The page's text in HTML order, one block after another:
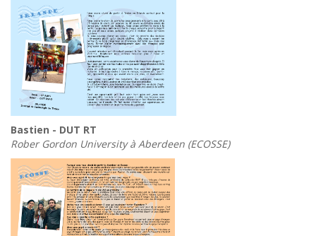
Bastien - DUT RT
Rober Gordon University à Aberdeen (ECOSSE)